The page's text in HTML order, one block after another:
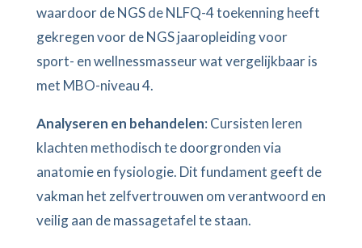
waardoor de NGS de NLFQ-4 toekenning heeft
gekregen voor de NGS jaaropleiding voor
sport- en wellnessmasseur wat vergelijkbaar is
met MBO-niveau 4.
Analyseren en behandelen: Cursisten leren
klachten methodisch te doorgronden via
anatomie en fysiologie. Dit fundament geeft de
vakman het zelfvertrouwen om verantwoord en
veilig aan de massagetafel te staan.